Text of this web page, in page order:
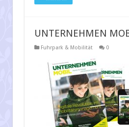
UNTERNEHMEN
Fuhrpark & Mobilität 0